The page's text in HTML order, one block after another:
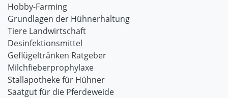
Hobby-Farming
Grundlagen der Hühnerhaltung
Tiere Landwirtschaft
Desinfektionsmittel
Geflügeltränken Ratgeber
Milchfieberprophylaxe
Stallapotheke für Hühner
Saatgut für die Pferdeweide